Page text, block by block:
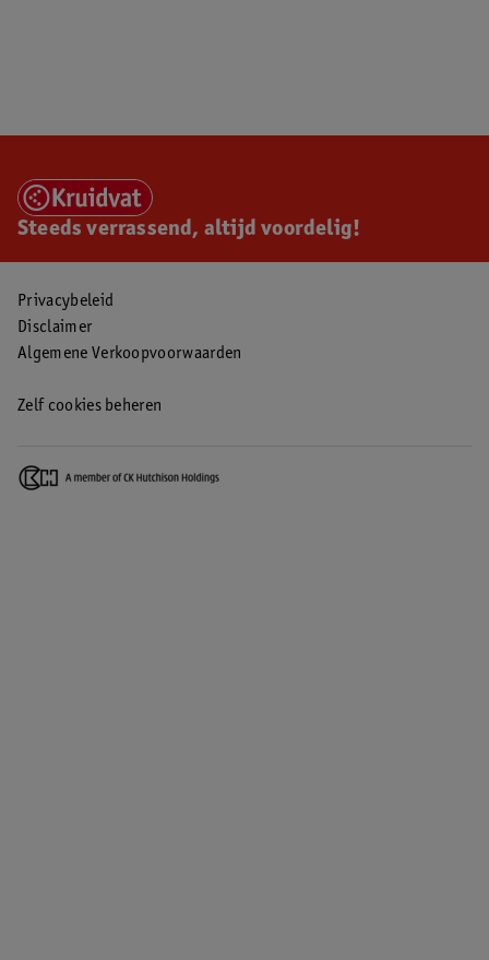
Steeds verrassend, altijd voordelig!
Privacybeleid
Disclaimer
Algemene Verkoopvoorwaarden
Zelf cookies beheren